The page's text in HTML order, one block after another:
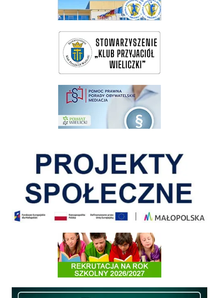
wieliczka-wieliczanie na bis
pomoc prawna wieliczka
Informacja o terminach rekrutacji na rok szkolny 2026/2027
Międzyzakładowa Kasa Zapomogowo - Pożyczkowa